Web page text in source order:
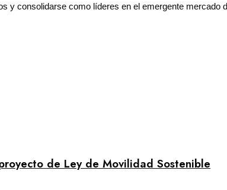
y consolidarse como líderes en el
de Ley de Movilidad Sostenible